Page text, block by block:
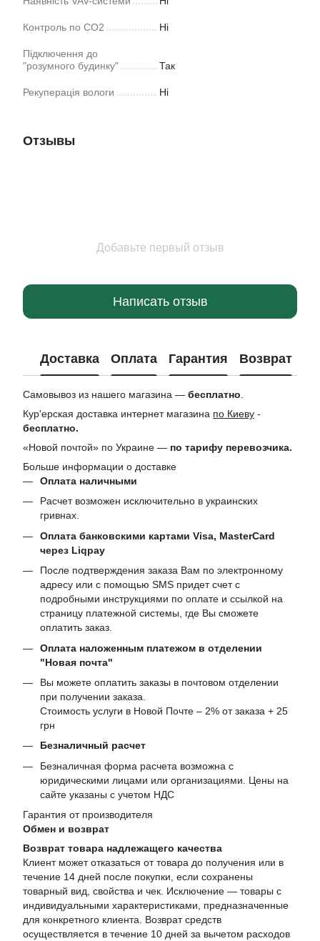
Контроль по CO2 Ні
Підключення до
"розумного будинку"
Так
Рекуперація вологи Ні
Отзывы
Добавьте первый отзыв
Написать отзыв
Доставка Оплата Гарантия Возврат
Самовывоз из нашего магазина — бесплатно
Кур'ерская доставка интернет магазина по Киеву -
бесплатно.
«Новой почтой» по Украине — по тарифу перевозчика.
Больше информации о доставке
Оплата наличными
Расчет возможен исключительно в украинских
гривнах.
Оплата банковскими картами Visa, MasterCard
через Liqpay
После подтверждения заказа Вам по электронному
адресу или с помощью SMS придет счет с
подробными инструкциями по оплате и ссылкой на
страницу платежной системы, где Вы сможете
оплатить заказ.
Оплата наложенным платежом в отделении
"Новая почта"
Вы можете оплатить заказы в почтовом отделении
при получении заказа.
Стоимость услуги в Новой Почте – 2% от заказа + 25
грн
Безналичный расчет
Безналичная форма расчета возможна с
юридическими лицами или организациями. Цены на
сайте указаны с учетом НДС
Гарантия от производителя
Обмен и возврат
Возврат товара надлежащего качества
Клиент может отказаться от товара до получения или в
течение 14 дней после покупки, если сохранены
товарный вид, свойства и чек. Исключение — товары с
индивидуальными характеристиками, предназначенные
для конкретного клиента. Возврат средств
осуществляется в течение 10 дней за вычетом расходов